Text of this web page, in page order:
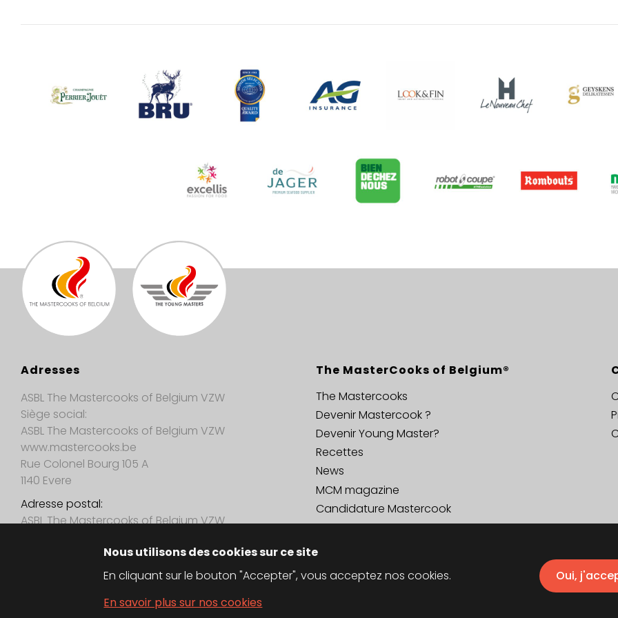
Adresses
ASBL The Mastercooks of Belgium VZW
Siège social:
ASBL The Mastercooks of Belgium VZW
www.mastercooks.be
Rue Colonel Bourg 105 A
1140 Evere
Adresse postal:
ASBL The Mastercooks of Belgium VZW
The MasterCooks of Belgium®
The Mastercooks
Devenir Mastercook ?
Devenir Young Master?
Recettes
News
MCM magazine
Candidature Mastercook
Nous utilisons des cookies sur ce site
En cliquant sur le bouton "Accepter", vous acceptez nos cookies.
En savoir plus sur nos cookies
Oui,